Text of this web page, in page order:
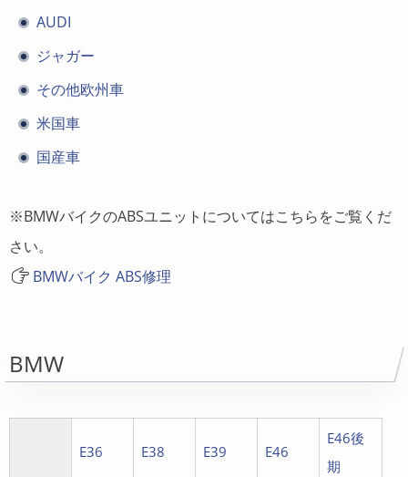
AUDI
ジャガー
その他欧州車
米国車
国産車
※BMWバイクのABSユニットについてはこちらをご覧くだ
さい。
BMWバイク ABS修理
BMW
E36 E38 E39 E46
E46後
期